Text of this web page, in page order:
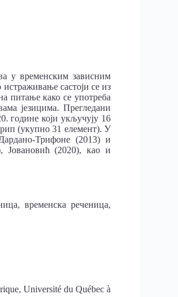
у временским зависним
састоји се из
питање како се употреба
језицима. Прегледани
године који укључују 16
(укупно 31 елемент). У
Трифоне (2013) и
Јовановић (2020), као и
временска реченица,
Université du Québec à